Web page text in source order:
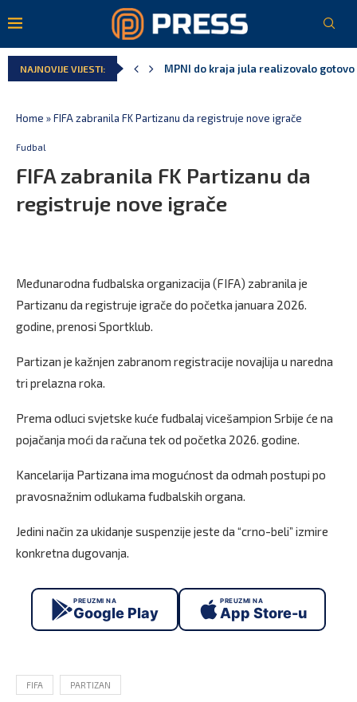
NAJNOVIJE VIJESTI:
U prethodnih pet godina: Vučić tri
Home »FIFA zabranila FK Partizanu da registruje nove igrače
Fudbal
FIFA zabranila FK Partizanu da
registruje nove igrače
Međunarodna fudbalska organizacija (FIFA) zabranila je
Partizanu da registruje igrače do početka januara 2026.
godine, prenosi Sportklub.
Partizan je kažnjen zabranom registracije novajlija u naredna
tri prelazna roka.
Prema odluci svjetske kuće fudbalaj vicešampion Srbije će na
pojačanja moći da računa tek od početka 2026. godine.
Kancelarija Partizana ima mogućnost da odmah postupi po
pravosnažnim odlukama fudbalskih organa.
Jedini način za ukidanje suspenzije jeste da “crno-beli” izmire
konkretna dugovanja.
PREUZMI NA
Google Play
PREUZMI NA
App Store-u
FIFA PARTIZAN